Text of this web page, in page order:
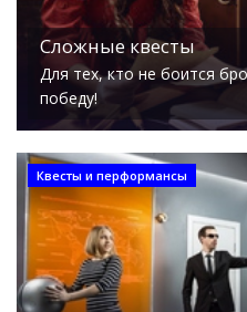
Сложные квесты
Для тех, кто не боится
победу!
Квесты и перформансы